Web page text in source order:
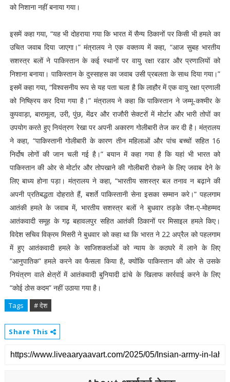
को निशाना नहीं बनाया गया।
इसमें कहा गया, “यह भी दोहराया गया कि भारत में सैन्य ठिकानों पर किसी भी हमले का
उचित जवाब दिया जाएगा।” मंत्रालय ने एक वक्तव्य में कहा, “आज सुबह भारतीय
सशस्त्र बलों ने पाकिस्तान के कई स्थानों पर वायु रक्षा रडार और प्रणालियों को
निशाना बनाया। पाकिस्तान के दुस्साहस का जवाब उसी प्रबलता के साथ दिया गया।”
इसमें कहा गया, “विश्वसनीय रूप से यह पता चला है कि लाहौर में एक वायु रक्षा प्रणाली
को निष्क्रिय कर दिया गया है।” मंत्रालय ने कहा कि पाकिस्तान ने जम्मू-कश्मीर के
कुपवाड़ा, बारामूला, उरी, पुंछ, मेंढर और राजौरी सेक्टरों में मोर्टार और भारी तोपों का
उपयोग करते हुए नियंत्रण रेखा पर अपनी अकारण गोलीबारी तेज कर दी है। मंत्रालय
ने कहा, “पाकिस्तानी गोलीबारी के कारण तीन महिलाओं और पांच बच्चों सहित 16
निर्दोष लोगों की जान चली गई है।” बयान में कहा गया है कि यहां भी भारत को
पाकिस्तान की ओर से मोर्टार और तोपखाने की गोलीबारी रोकने के लिए जवाब देने के
लिए बाध्य होना पड़ा। मंत्रालय ने कहा, “भारतीय सशस्त्र बल तनाव न बढ़ाने की
अपनी प्रतिबद्धता दोहराते हैं, बशर्ते पाकिस्तानी सेना इसका सम्मान करे।” पहलगाम
आतंकी हमले के जवाब में, भारतीय सशस्त्र बलों ने बुधवार तड़के जैश-ए-मोहम्मद
आतंकवादी समूह के गढ़ बहावलपुर सहित आतंकी ठिकानों पर मिसाइल हमले किए।
विदेश सचिव विक्रम मिसरी ने बुधवार को कहा था कि भारत ने 22 अप्रैल को पहलगाम
में हुए आतंकवादी हमले के साजिशकर्ताओं को न्याय के कठघरे में लाने के लिए
“आनुपातिक” हमले करने का फैसला किया है, क्योंकि पाकिस्तान की ओर से उसके
नियंत्रण वाले क्षेत्रों में आतंकवादी बुनियादी ढांचे के खिलाफ कार्रवाई करने के लिए
“कोई ठोस कदम” नहीं उठाया गया है।
Tags # देश
Share This